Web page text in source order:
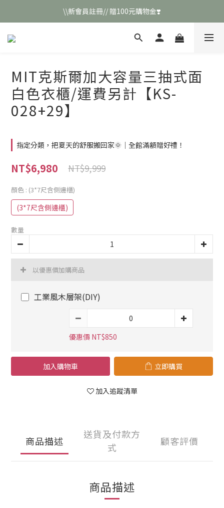
\\新會員註冊// 贈100元購物金❣️
\\新會員註冊// 贈100元購物金❣️
LINE好友招募\\ 回答數字 領取50元折扣碼 //
MIT克斯爾加大容量三抽式面
白色衣櫃/運費另計【KS-
028+29】
指定分類，把夏天的舒服搬回家🌞｜全館滿額贈好禮！
NT$6,980 NT$9,999
顏色 : (3*7尺含側邊櫃)
(3*7尺含側邊櫃)
數量
以優惠價加購商品
工業風木層架(DIY)
優惠價 NT$850
加入購物車 立即購買
加入追蹤清單
商品描述
送貨及付款方
式
顧客評價
商品描述